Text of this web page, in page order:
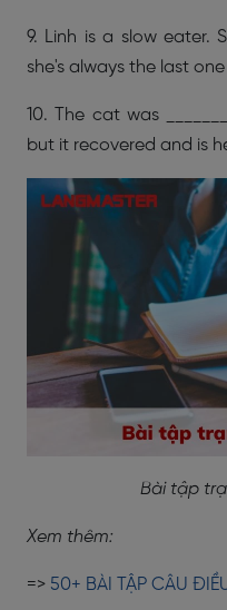
9. Linh is a slow eater.
she's always the last
10. The cat was
but it recovered and is
Bài tập
Xem thêm:
=> 50+ BÀI TẬP CÂU